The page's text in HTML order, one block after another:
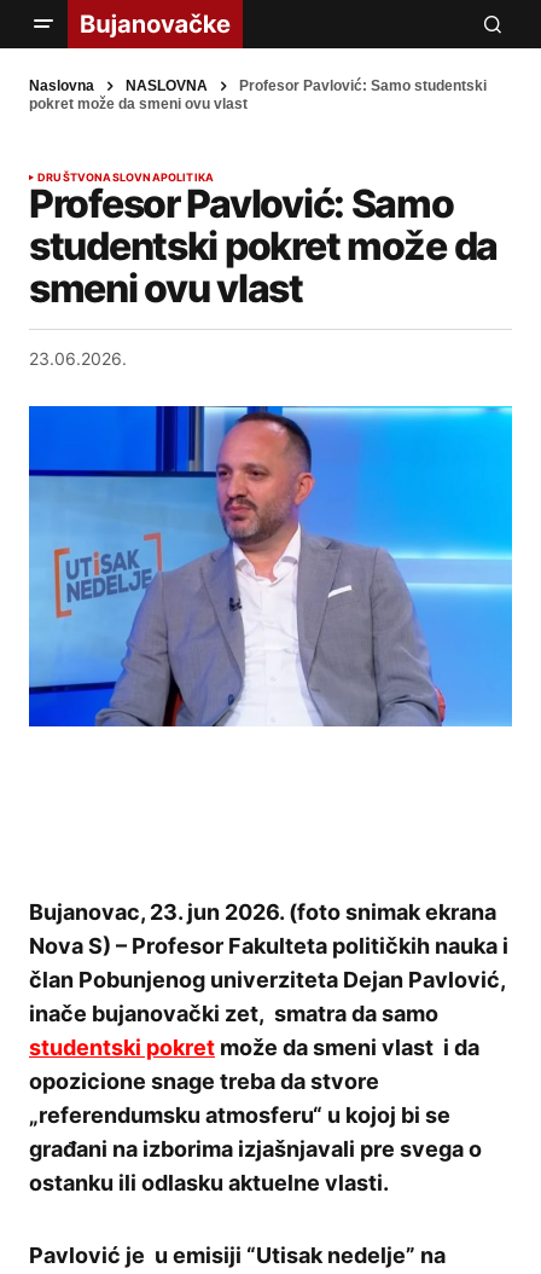
Naslovna NASLOVNA
Profesor Pavlović: Samo studentski
pokret može da smeni ovu vlast
DRUŠTVONASLOVNAPOLITIKA
Profesor Pavlović: Samo
studentski pokret može da
smeni ovu vlast
23.06.2026.
Bujanovac, 23. jun 2026. (foto snimak ekrana
Nova S) – Profesor Fakulteta političkih nauka i
član Pobunjenog univerziteta Dejan Pavlović,
inače bujanovački zet, smatra da samo
studentski pokret može da smeni vlast i da
opozicione snage treba da stvore
„referendumsku atmosferu“ u kojoj bi se
građani na izborima izjašnjavali pre svega o
ostanku ili odlasku aktuelne vlasti.
Pavlović je u emisiji “Utisak nedelje” na